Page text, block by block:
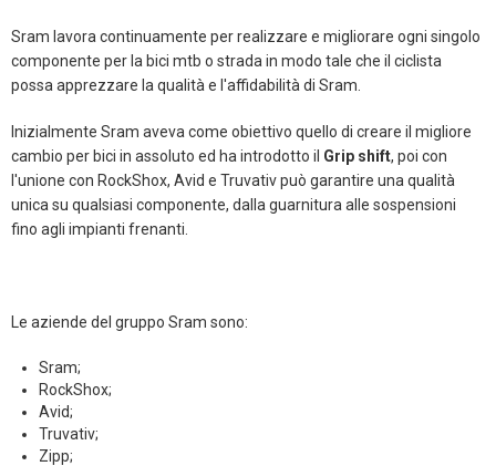
Sram lavora continuamente per realizzare e migliorare ogni singolo
componente per la bici mtb o strada in modo tale che il ciclista
possa apprezzare la qualità e l'affidabilità di Sram.
Inizialmente Sram aveva come obiettivo quello di creare il migliore
cambio per bici in assoluto ed ha introdotto il Grip shift, poi con
l'unione con RockShox, Avid e Truvativ può garantire una qualità
unica su qualsiasi componente, dalla guarnitura alle sospensioni
fino agli impianti frenanti.
Le aziende del gruppo Sram sono:
Sram;
RockShox;
Avid;
Truvativ;
Zipp;